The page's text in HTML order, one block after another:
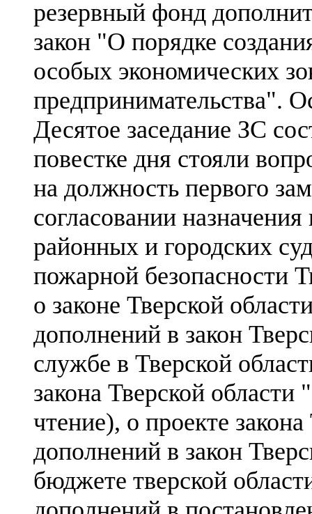
резервный фонд
закон "О порядке
особых экономических
предпринимательства".
Десятое заседание ЗС
повестке дня стояли
на должность первого
согласовании
районных и городских
пожарной безопасности
о законе Тверской
дополнений в закон
службе в Тверской
закона Тверской
чтение), о проекте
дополнений в закон
бюджете тверской